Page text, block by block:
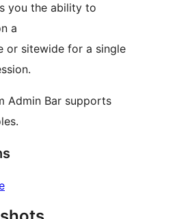
you the ability to
a
or sitewide for a single
Admin Bar supports